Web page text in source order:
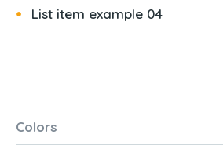
List item example 04
Colors